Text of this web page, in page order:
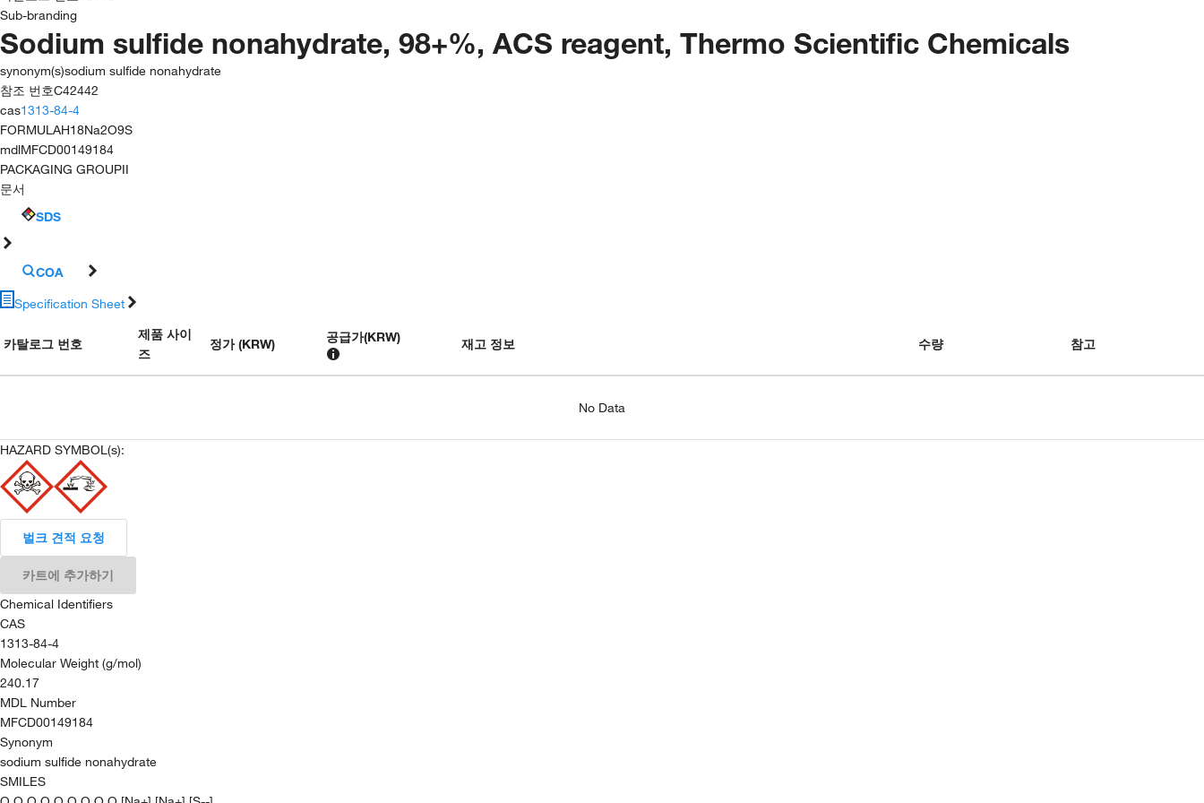
Sub-branding
Sodium sulfide nonahydrate, 98+%, ACS reagent, Thermo Scientific Chemicals
synonym(s)sodium sulfide nonahydrate
참조 번호C42442
cas1313-84-4
FORMULAH18Na2O9S
mdlMFCD00149184
PACKAGING GROUPII
문서
SDS
COA
Specification Sheet
카탈로그 번호
제품 사이
즈
정가 (KRW) 공급가(KRW) 재고 정보 수량 참고
No Data
HAZARD SYMBOL(s):
벌크 견적 요청
카트에 추가하기
Chemical Identifiers
CAS
1313-84-4
Molecular Weight (g/mol)
240.17
MDL Number
MFCD00149184
Synonym
sodium sulfide nonahydrate
SMILES